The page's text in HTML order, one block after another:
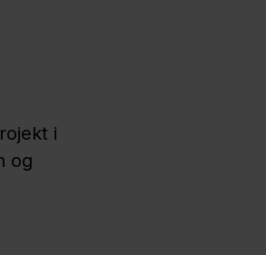
i
og